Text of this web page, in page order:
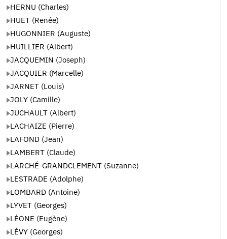
HERNU (Charles)
HUET (Renée)
HUGONNIER (Auguste)
HUILLIER (Albert)
JACQUEMIN (Joseph)
JACQUIER (Marcelle)
JARNET (Louis)
JOLY (Camille)
JUCHAULT (Albert)
LACHAIZE (Pierre)
LAFOND (Jean)
LAMBERT (Claude)
LARCHÉ-GRANDCLEMENT (Suzanne)
LESTRADE (Adolphe)
LOMBARD (Antoine)
LYVET (Georges)
LÉONE (Eugène)
LÉVY (Georges)